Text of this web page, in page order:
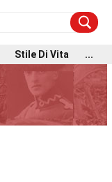
Stile Di Vita ...